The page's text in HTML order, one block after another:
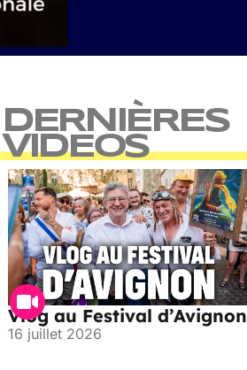
DERNIÈRES
VIDEOS
Vlog au Festival d’Avignon
16 juillet 2026